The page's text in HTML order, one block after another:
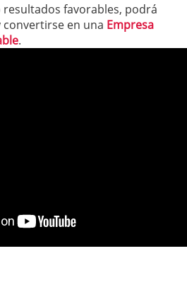
favorables, podrá
convertirse en una Empresa
.